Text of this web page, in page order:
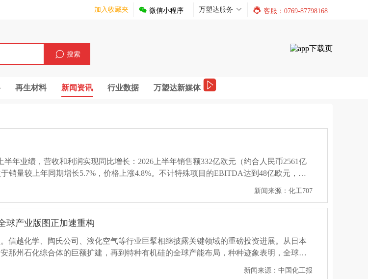
加入收藏夹 微信小程序 万塑达服务 客服：0769-87798168
搜索
再生材料 新闻资讯 行业数据 万塑达新媒体
半年业绩，营收和利润实现同比增长：2026上半年销售额332亿欧元（约合人民币2561亿
销量较上年同期增长5.7%，价格上涨4.8%。不计特殊项目的EBITDA达到48亿欧元，同
工业解决方案、化学品和表面处理技术业务板块盈利的显著增长；EBITDA为41.5亿欧
欧元，同比大涨471.7%，主要得益于将涂料业务出售给凯雷集团后获得的35亿欧元税后处
新闻来源：化工707
球产业版图正加速重构
信越化学、陶氏公司、液化空气等行业巨擘相继披露关键领域的重磅投资进展。从日本
那州石化综合体的巨额扩建，再到特种有机硅的全球产能布局，种种迹象表明，全球化
耕。...
新闻来源：中国化工报